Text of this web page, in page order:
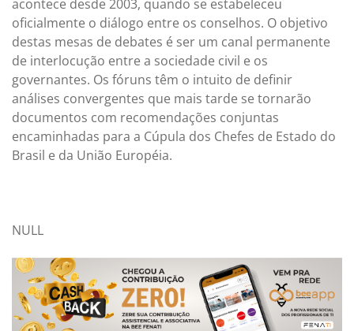
acontece desde 2003, quando se estabeleceu
oficialmente o diálogo entre os conselhos. O objetivo
destas mesas de debates é ser um canal permanente
de interlocução entre a sociedade civil e os
governantes. Os fóruns têm o intuito de definir
análises convergentes que mais tarde se tornarão
documentos com recomendações conjuntas
encaminhadas para a Cúpula dos Chefes de Estado do
Brasil e da União Européia.
NULL